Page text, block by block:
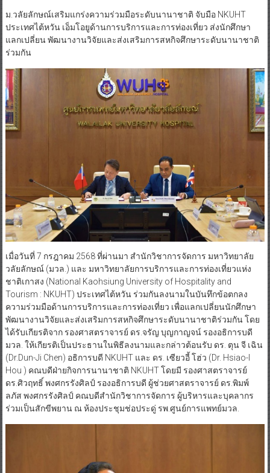
ม.วลัยลักษณ์เสริมแกร่งความร่วมมือระดับนานาชาติ จับมือ NKUHT
ประเทศไต้หวัน เอ็มโอยูด้านการบริการและการท่องเที่ยว ส่งนักศึกษา
แลกเปลี่ยน พัฒนางานวิจัยและส่งเสริมการสหกิจศึกษาระดับนานาชาติ
ร่วมกัน
เมื่อวันที่ 7 กรฎาคม 2568 ที่ผ่านมา สำนักวิชาการจัดการ มหาวิทยาลัย
วลัยลักษณ์ (มวล.) และ มหาวิทยาลัยการบริการและการท่องเที่ยวแห่ง
ชาติเกาสง (National Kaohsiung University of Hospitality and
Tourism : NKUHT) ประเทศไต้หวัน ร่วมกันลงนามในบันทึกข้อตกลง
ความร่วมมือด้านการบริการและการท่องเที่ยว เพื่อแลกเปลี่ยนนักศึกษา
พัฒนางานวิจัยและส่งเสริมการสหกิจศึกษาระดับนานาชาติร่วมกัน โดย
ได้รับเกียรติจาก รองศาสตราจารย์ ดร.จรัญ บุญกาญจน์ รองอธิการบดี
มวล. ให้เกียรติเป็นประธานในพิธีลงนามและกล่าวต้อนรับ ดร. ตุน จี เฉิน
(Dr.Dun-Ji Chen) อธิการบดี NKUHT และ ดร. เซียวอี้ โฮ่ว (Dr. Hsiao-I
Hou ) คณบดีฝ่ายกิจการนานาชาติ NKUHT โดยมี รองศาสตราจารย์
ดร.ศิวฤทธิ์ พงศกรรังศิลป์ รองอธิการบดี ผู้ช่วยศาสตราจารย์ ดร.พิมพ์
ลภัส พงศกรรังศิลป์ คณบดีสำนักวิชาการจัดการ ผู้บริหารและบุคลากร
ร่วมเป็นสักขีพยาน ณ ห้องประชุมช่อประดู่ รพ.ศูนย์การแพทย์มวล.